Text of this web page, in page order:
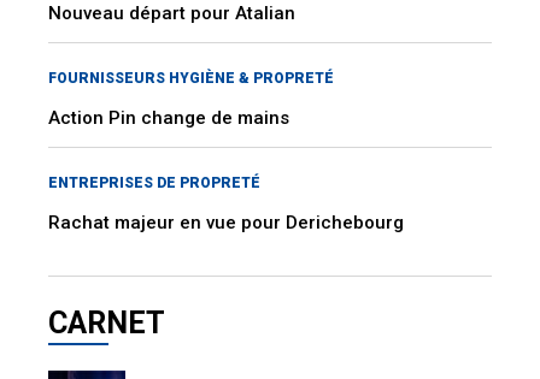
Nouveau départ pour Atalian
FOURNISSEURS HYGIÈNE & PROPRETÉ
Action Pin change de mains
ENTREPRISES DE PROPRETÉ
Rachat majeur en vue pour Derichebourg
CARNET